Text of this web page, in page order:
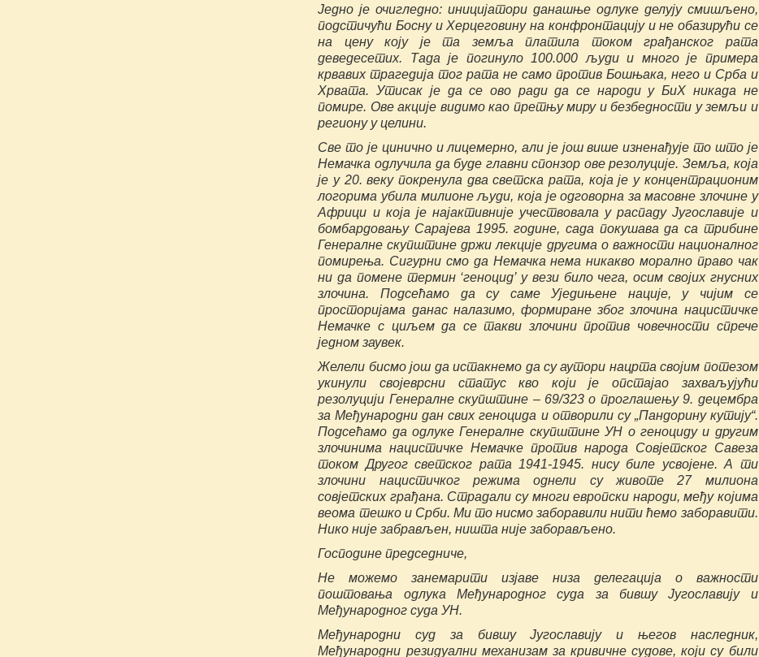
Једно је очигледно: иницијатори данашње одлуке делују смишљено,
подстичући Босну и Херцеговину на конфронтацију и не обазирући се
на цену коју је та земља платила током грађанског рата
деведесетих. Тада је погинуло 100.000 људи и много је примера
крвавих трагедија тог рата не само против Бошњака, него и Срба и
Хрвата. Утисак је да се ово ради да се народи у БиХ никада не
помире. Ове акције видимо као претњу миру и безбедности у земљи и
региону у целини.
Све то је цинично и лицемерно, али је још више изненађује то што је
Немачка одлучила да буде главни спонзор ове резолуције. Земља, која
је у 20. веку покренула два светска рата, која је у концентрационим
логорима убила милионе људи, која је одговорна за масовне злочине у
Африци и која је најактивније учествовала у распаду Југославије и
бомбардовању Сарајева 1995. године, сада покушава да са трибине
Генералне скупштине држи лекције другима о важности националног
помирења. Сигурни смо да Немачка нема никакво морално право чак
ни да помене термин ‘геноцид’ у вези било чега, осим својих гнусних
злочина. Подсећамо да су саме Уједињене нације, у чијим се
просторијама данас налазимо, формиране због злочина нацистичке
Немачке с циљем да се такви злочини против човечности спрече
једном заувек.
Желели бисмо још да истакнемо да су аутори нацрта својим потезом
укинули својеврсни статус кво који је опстајао захваљујући
резолуцији Генералне скупштине – 69/323 о проглашењу 9. децембра
за Међународни дан свих геноцида и отворили су „Пандорину кутију“.
Подсећамо да одлуке Генералне скупштине УН о геноциду и другим
злочинима нацистичке Немачке против народа Совјетског Савеза
током Другог светског рата 1941-1945. нису биле усвојене. А ти
злочини нацистичког режима однели су животе 27 милиона
совјетских грађана. Страдали су многи европски народи, међу којима
веома тешко и Срби. Ми то нисмо заборавили нити ћемо заборавити.
Нико није забрављен, ништа није заборављено.
Господине председниче,
Не можемо занемарити изјаве низа делегација о важности
поштовања одлука Међународног суда за бившу Југославију и
Међународног суда УН.
Међународни суд за бившу Југославију и његов наследник,
Међународни резидуални механизам за кривичне судове, који су били